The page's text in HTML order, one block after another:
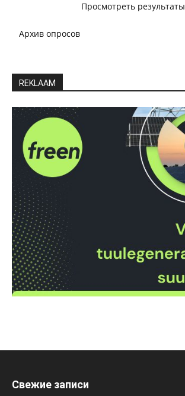
Просмотреть результаты
Архив опросов
REKLAAM
Свежие записи